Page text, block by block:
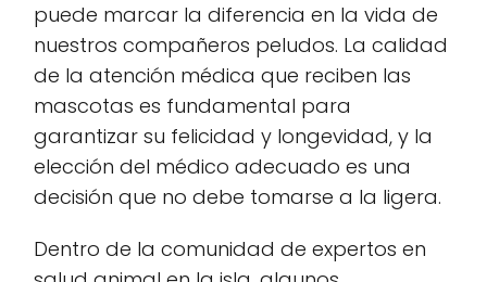
puede marcar la diferencia en la vida de
nuestros compañeros peludos. La calidad
de la atención médica que reciben las
mascotas es fundamental para
garantizar su felicidad y longevidad, y la
elección del médico adecuado es una
decisión que no debe tomarse a la ligera.
Dentro de la comunidad de expertos en